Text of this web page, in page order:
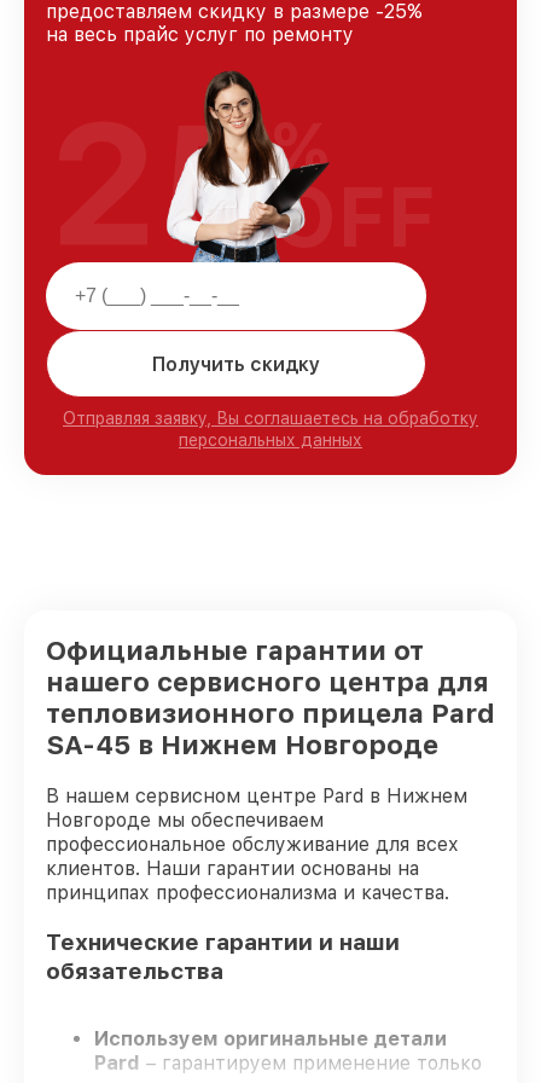
предоставляем скидку в размере -25%
на весь прайс услуг по ремонту
Получить скидку
Отправляя заявку, Вы соглашаетесь на обработку
персональных данных
25%
OFF
Официальные гарантии от
нашего сервисного центра для
тепловизионного прицела Pard
SA-45 в Нижнем Новгороде
В нашем сервисном центре Pard в Нижнем
Новгороде мы обеспечиваем
профессиональное обслуживание для всех
клиентов. Наши гарантии основаны на
принципах профессионализма и качества.
Технические гарантии и наши
обязательства
Используем оригинальные детали
Pard – гарантируем применение только